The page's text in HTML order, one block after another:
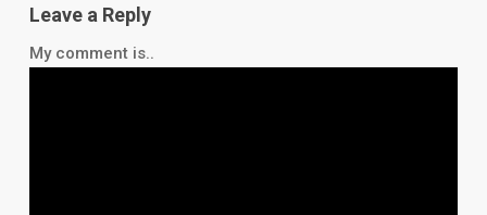
Leave a Reply
My comment is..